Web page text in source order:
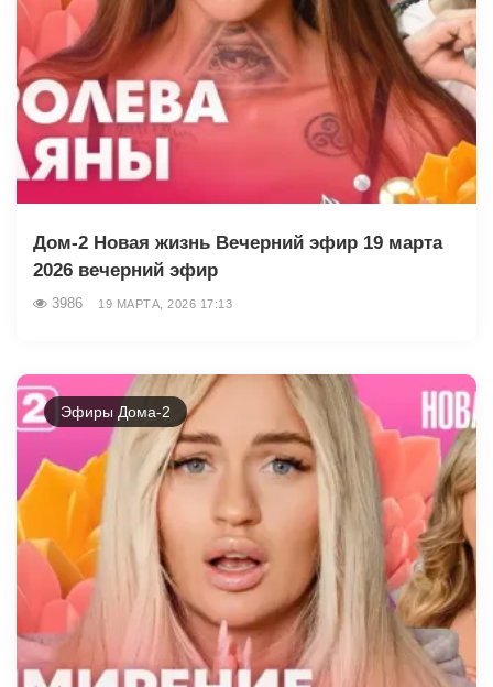
Дом-2 Новая жизнь Вечерний эфир 19 марта
2026 вечерний эфир
3986 19 МАРТА, 2026 17:13
Эфиры Дома-2